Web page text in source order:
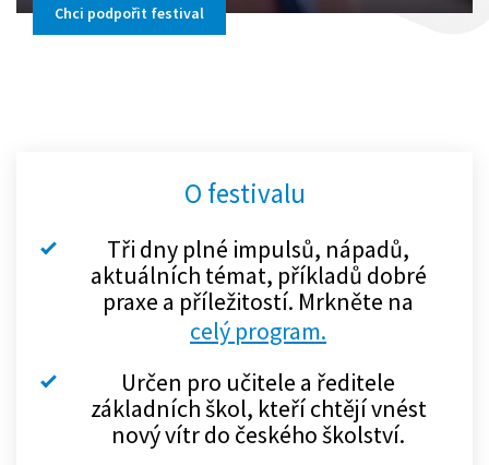
Chci podpořit festival
O festivalu
Tři dny plné impulsů, nápadů,
aktuálních témat, příkladů dobré
praxe a příležitostí. Mrkněte na
celý program.
Určen pro učitele a ředitele
základních škol, kteří chtějí vnést
nový vítr do českého školství.